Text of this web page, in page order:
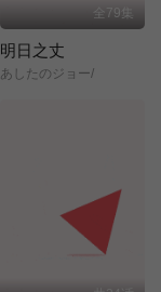
全79集
明日之丈
あしたのジョー/